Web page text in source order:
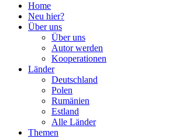
Home
Neu hier?
Über uns
Über uns
Autor werden
Kooperationen
Länder
Deutschland
Polen
Rumänien
Estland
Alle Länder
Themen